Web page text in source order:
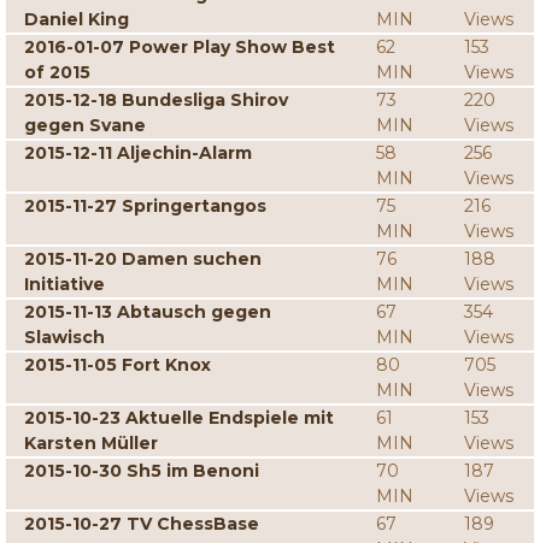
Daniel King
MIN
Views
2016-01-07 Power Play Show Best
of 2015
62
MIN
153
Views
2015-12-18 Bundesliga Shirov
gegen Svane
73
MIN
220
Views
2015-12-11 Aljechin-Alarm
58
MIN
256
Views
2015-11-27 Springertangos
75
MIN
216
Views
2015-11-20 Damen suchen
Initiative
76
MIN
188
Views
2015-11-13 Abtausch gegen
Slawisch
67
MIN
354
Views
2015-11-05 Fort Knox
80
MIN
705
Views
2015-10-23 Aktuelle Endspiele mit
Karsten Müller
61
MIN
153
Views
2015-10-30 Sh5 im Benoni
70
MIN
187
Views
2015-10-27 TV ChessBase
67
189